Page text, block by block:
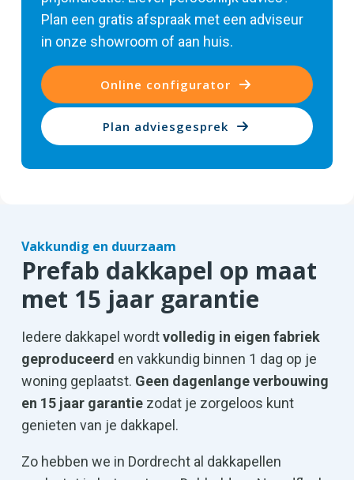
Plan een gratis afspraak met een adviseur
in onze showroom of aan huis.
Online configurator
Plan adviesgesprek
Vakkundig en duurzaam
Prefab dakkapel op maat
met 15 jaar garantie
Iedere dakkapel wordtvolledig in eigen fabriek
geproduceerd en vakkundig binnen 1 dag op je
woning geplaatst. Geen dagenlange verbouwing
en 15 jaar garantiezodat je zorgeloos kunt
genieten van je dakkapel.
Zo hebben we in Dordrecht al dakkapellen